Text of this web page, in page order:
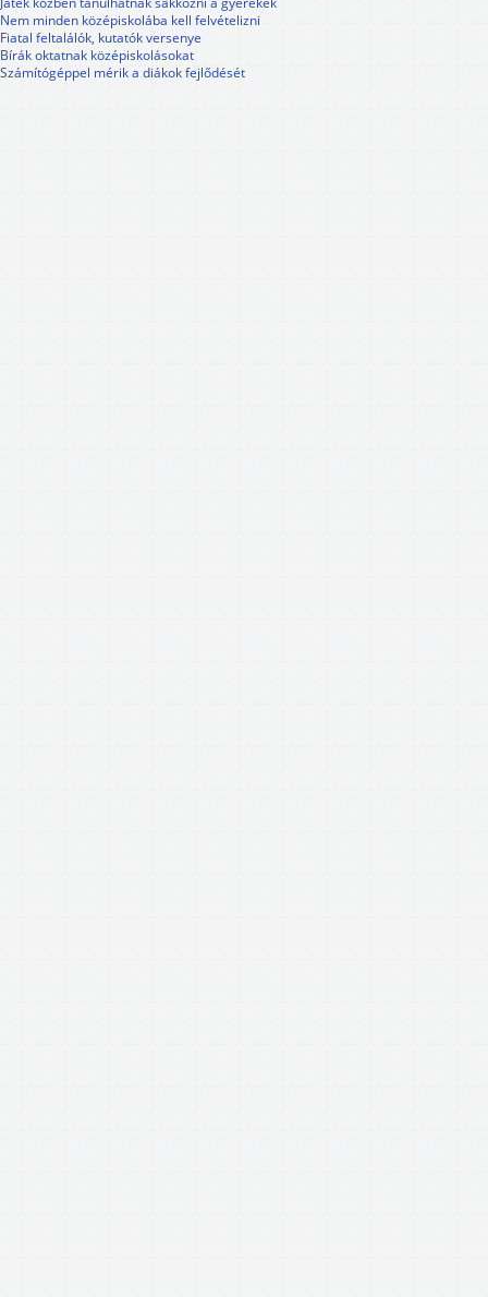
Nem minden középiskolába kell felvételizni
Fiatal feltalálók, kutatók versenye
Bírák oktatnak középiskolásokat
Számítógéppel mérik a diákok fejlődését